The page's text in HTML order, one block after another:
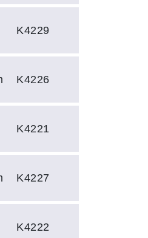
K4229
K4226
K4221
K4227
K4222